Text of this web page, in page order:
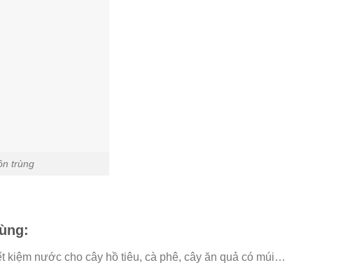
trùng
kiệm nước cho cây hồ tiêu, cà phê, cây ăn quả có múi…